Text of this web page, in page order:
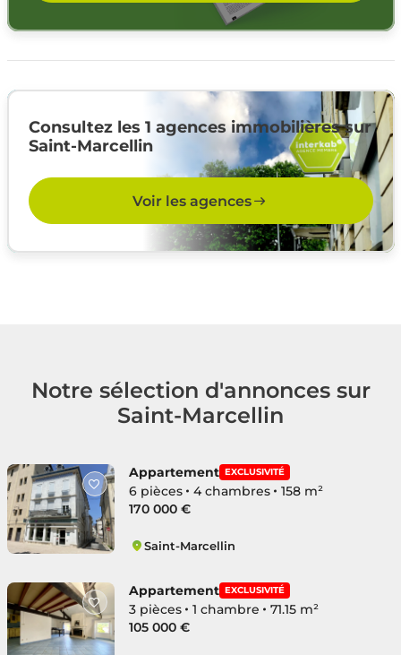
Consultez les 1 agences immobilières sur
Saint-Marcellin
Voir les agences
Notre sélection d'annonces sur
Saint-Marcellin
Appartement EXCLUSIVITÉ
6 pièces 4 chambres
158 m²
170 000 €
Saint-Marcellin
Appartement EXCLUSIVITÉ
3 pièces 1 chambre
71.15 m²
105 000 €